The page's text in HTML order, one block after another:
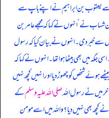
سے یعقوب بن ابراہیم نے اپنے باپ سے
نے ‘ انہوں نے کہا کہ مجھے عامر بن
خبر دی۔ انہوں نے بیان کیا کہرسول
جگہ میں بھی بیٹھا ہوا تھا۔ انہوں نے کہا کہ
ہوئے شخص کو چھوڑ دیا اور انہیں کچھ نہیں
آخر میں نے رسول اللہصلی اللہ علیہ وسلمکے
بھی نہیں دیا؟ واللہ میں اسے مومن